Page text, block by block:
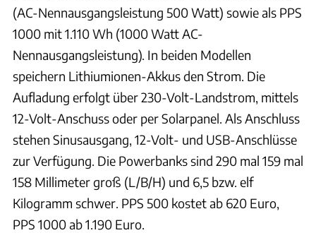
(AC-Nennausgangsleistung 500 Watt) sowie als PPS
1000 mit 1.110 Wh (1000 Watt AC-
Nennausgangsleistung). In beiden Modellen
speichern Lithiumionen-Akkus den Strom. Die
Aufladung erfolgt über 230-Volt-Landstrom, mittels
12-Volt-Anschuss oder per Solarpanel. Als Anschluss
stehen Sinusausgang, 12-Volt- und USB-Anschlüsse
zur Verfügung. Die Powerbanks sind 290 mal 159 mal
158 Millimeter groß (L/B/H) und 6,5 bzw. elf
Kilogramm schwer. PPS 500 kostet ab 620 Euro,
PPS 1000 ab 1.190 Euro.